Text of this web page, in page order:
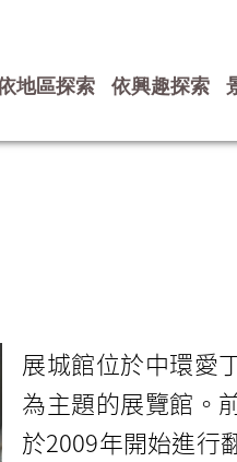
地區探索 依興趣探索
展城館位於中環愛
為主題的展覽館。
於2009年開始進行